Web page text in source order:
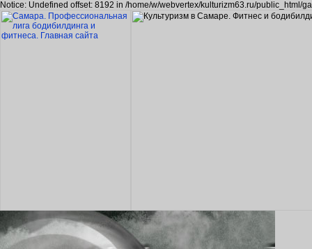
Notice: Undefined offset: 8192 in /home/w/webvertex/kulturizm63.ru/public_html/